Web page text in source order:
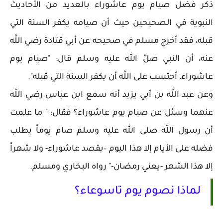
ذكر فضل صيام يوم عاشوراء بالعديد من الأحاديث
النبوية في الصحيحين حيث أن صيامه يكفر السنة التي
قبله، فقد أخرج مسلم في صحيحه عن أبي قتادة رضي اللَّه
عنه، أن النبي صلَّ الله عليه وسلم قال: "صيام يوم
عاشوراء، أحتسب على اللَّه أن يكفر السنة التي قبله".
وعن عبد اللَّه بن أبي يزيد أنه سمع ابن عباس رضي اللَّه
عنهما وسئل عن صيام يوم عاشوراء؟ فقال: " ما علمت
أن رسول اللَّه صلى الله عليه وسلم صام يوماً يطلب
فضله على الأيام إلا هذا اليوم –يقصد عاشوراء- ولا شهراً
إلا هذا الشهر -يعني رمضان-" رواه البخاري ومسلم.
لماذا نصوم يوم تاسوعاء؟